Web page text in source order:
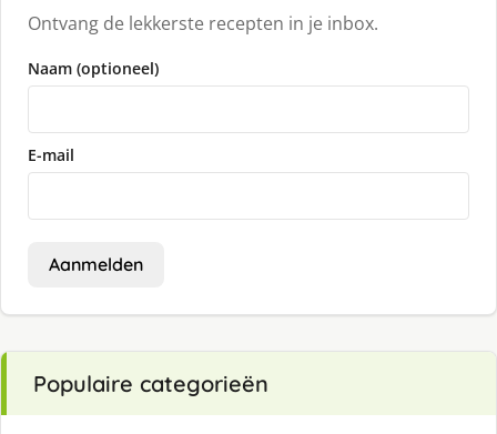
Ontvang de lekkerste recepten in je inbox.
Naam (optioneel)
E-mail
Aanmelden
Populaire categorieën